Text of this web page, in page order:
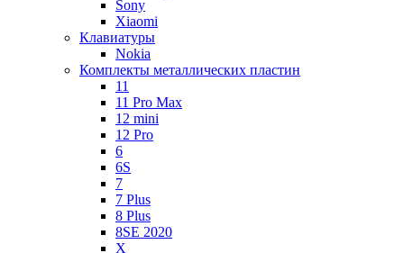
Sony
Xiaomi
Клавиатуры
Nokia
Комплекты металлических пластин
11
11 Pro Max
12 mini
12 Pro
6
6S
7
7 Plus
8 Plus
8SE 2020
X